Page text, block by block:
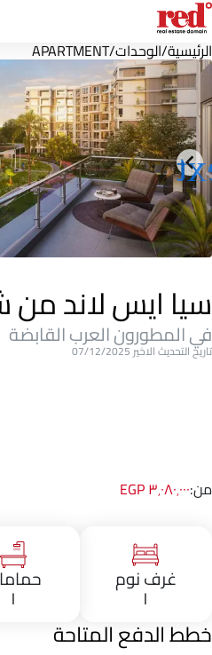
الرئيسية/الوحدات/
APARTMENT
سيا ايس لاند
في المطورون العرب القابضة
تاريخ التحديث الاخير 07/12/2025
من:٣٬٠٨٠٬٠٠٠ EGP
غرف نوم
١ ١
خطط الدفع المتاحة